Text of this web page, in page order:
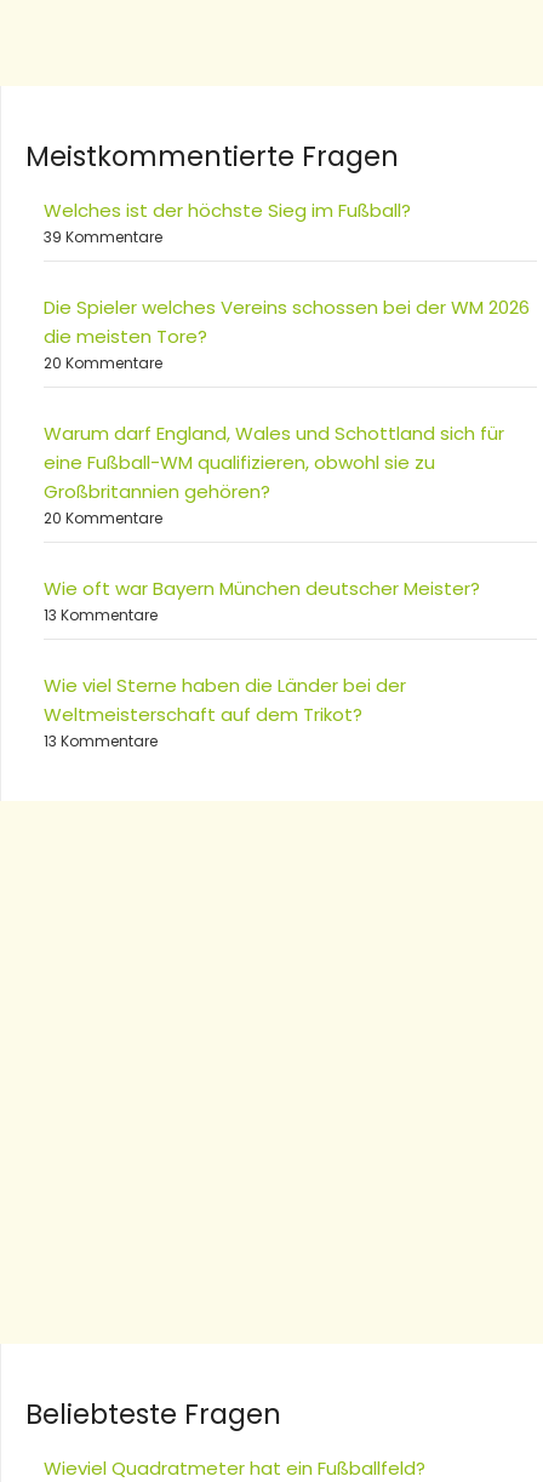
Meistkommentierte Fragen
Welches ist der höchste Sieg im Fußball?
39 Kommentare
Die Spieler welches Vereins schossen bei der WM 2026
die meisten Tore?
20 Kommentare
Warum darf England, Wales und Schottland sich für
eine Fußball-WM qualifizieren, obwohl sie zu
Großbritannien gehören?
20 Kommentare
Wie oft war Bayern München deutscher Meister?
13 Kommentare
Wie viel Sterne haben die Länder bei der
Weltmeisterschaft auf dem Trikot?
13 Kommentare
Beliebteste Fragen
Wieviel Quadratmeter hat ein Fußballfeld?